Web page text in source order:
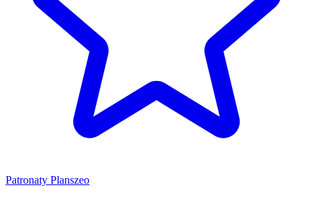
Patronaty Planszeo